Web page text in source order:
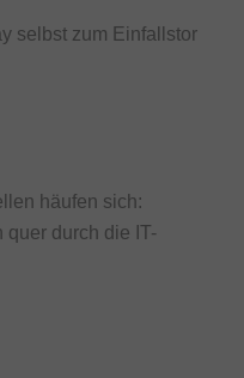
selbst zum Einfallstor
häufen sich:
quer durch die IT-